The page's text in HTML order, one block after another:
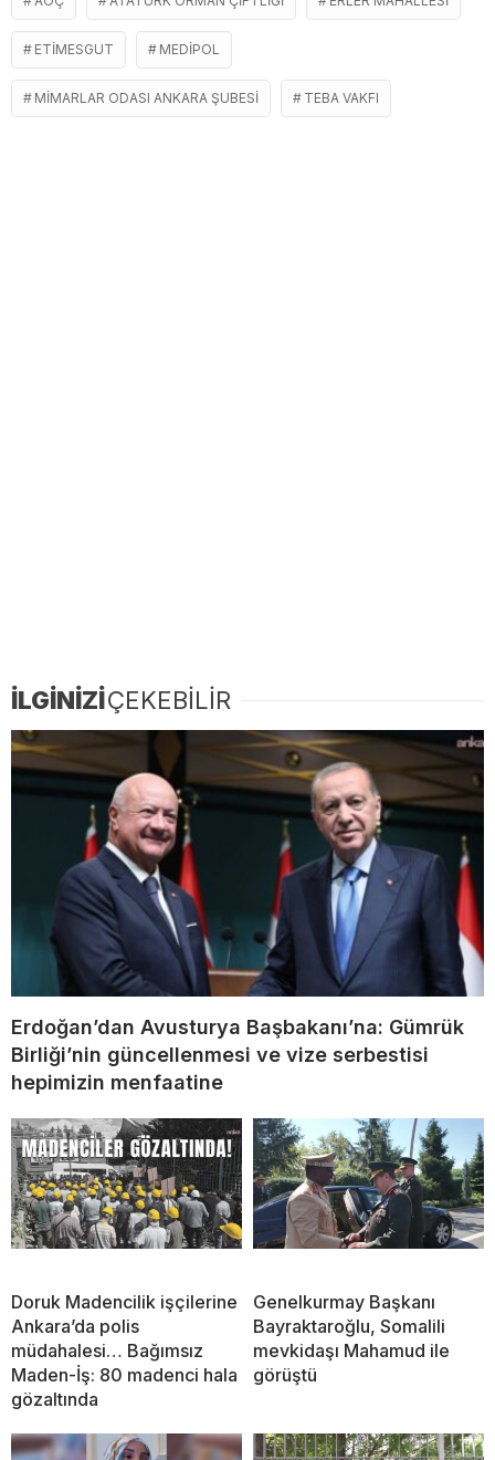
ETIMESGUT MEDIPOL
MIMARLAR ODASI ANKARA ŞUBESI TEBA VAKFI
İLGİNİZİÇEKEBİLİR
Erdoğan’dan Avusturya Başbakanı’na: Gümrük
Birliği’nin güncellenmesi ve vize serbestisi
hepimizin menfaatine
Doruk Madencilik işçilerine
Ankara’da polis
müdahalesi… Bağımsız
Maden-İş: 80 madenci hala
gözaltında
Genelkurmay Başkanı
Bayraktaroğlu, Somalili
mevkidaşı Mahamud ile
görüştü